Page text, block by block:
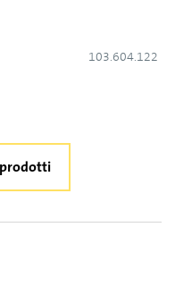
103.604.122